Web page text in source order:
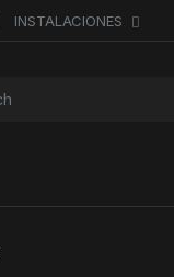
INSTALACIONES